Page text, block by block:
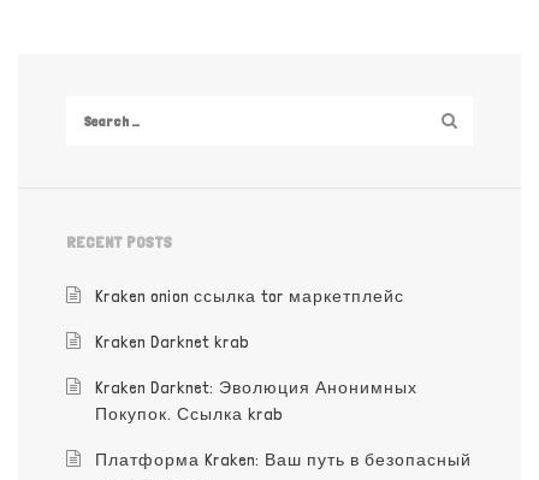
RECENT POSTS
Kraken onion ссылка tor маркетплейс
Kraken Darknet krab
Kraken Darknet: Эволюция Анонимных
Покупок. Ссылка krab
Платформа Kraken: Ваш путь в безопасный